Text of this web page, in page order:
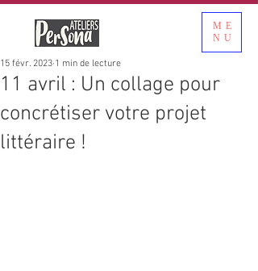
ME
NU
11 avril : Un collage pour
concrétiser votre projet
littéraire !
15 févr. 2023 1 min de lecture